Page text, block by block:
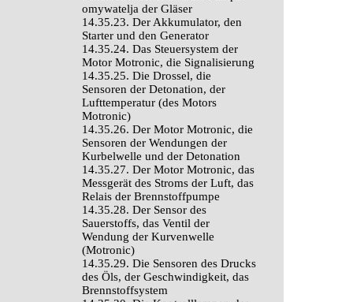
omywatelja der Gläser
14.35.23. Der Akkumulator, den
Starter und den Generator
14.35.24. Das Steuersystem der
Motor Motronic, die Signalisierung
14.35.25. Die Drossel, die
Sensoren der Detonation, der
Lufttemperatur (des Motors
Motronic)
14.35.26. Der Motor Motronic, die
Sensoren der Wendungen der
Kurbelwelle und der Detonation
14.35.27. Der Motor Motronic, das
Messgerät des Stroms der Luft, das
Relais der Brennstoffpumpe
14.35.28. Der Sensor des
Sauerstoffs, das Ventil der
Wendung der Kurvenwelle
(Motronic)
14.35.29. Die Sensoren des Drucks
des Öls, der Geschwindigkeit, das
Brennstoffsystem